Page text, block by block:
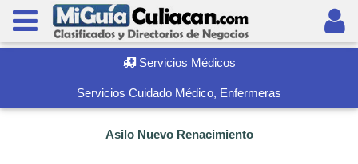
Servicios Médicos
Servicios Cuidado Médico, Enfermeras
Asilo Nuevo Renacimiento